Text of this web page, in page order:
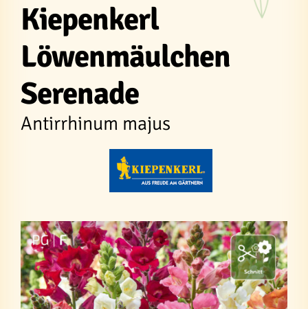
Kiepenkerl
Löwenmäulchen
Serenade
Antirrhinum majus